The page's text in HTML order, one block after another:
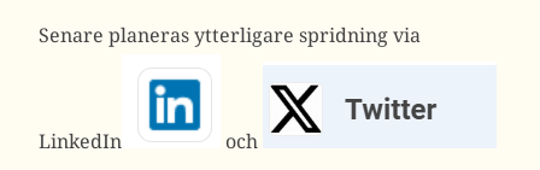
Senare planeras ytterligare spridning via
LinkedIn och